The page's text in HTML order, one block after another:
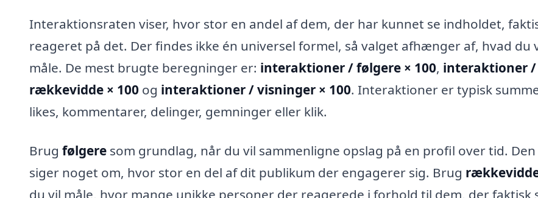
Interaktionsraten viser, hvor stor en andel af dem, der har kunnet se indholdet,
reageret på det. Der findes ikke én universel formel, så valget afhænger af, hvad du
måle. De mest brugte beregninger er: interaktioner / følgere × 100, interaktioner /
rækkevidde × 100 og interaktioner / visninger × 100. Interaktioner er typisk
likes, kommentarer, delinger, gemninger eller klik.
Brug følgere som grundlag, når du vil sammenligne opslag på en profil over tid.
siger noget om, hvor stor en del af dit publikum der engagerer sig. Brug
du vil måle, hvor mange unikke personer der reagerede i forhold til dem, der faktisk